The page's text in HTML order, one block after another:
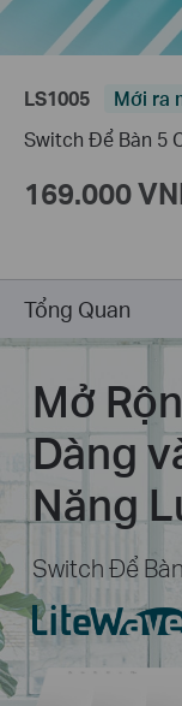
LS1005
Mới ra
Switch Để Bàn 5
169.000
Tổng Quan
Mở
Dàng
Năng
Switch Để